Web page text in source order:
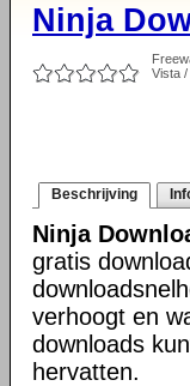
Ninja
Vista /
Beschrijving
Ninja
gratis
verhoogt en
downloads
hervatten.